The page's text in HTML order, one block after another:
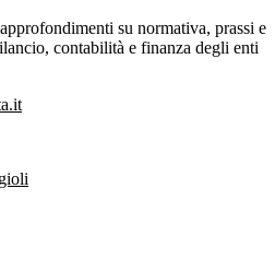
su normativa, prassi e
contabilità e finanza degli enti